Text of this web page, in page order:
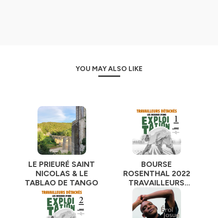
laureats of the ROSENTHAL PRIZE and also teh
Collection ECRIN SONORE , in association with
GEOMUSE.
Hébergé par Ausha. Visitez
ausha.co/politique-de-
pour plus d'informations.
YOU MAY ALSO LIKE
LE PRIEURÉ SAINT
NICOLAS & LE
TABLAO DE TANGO
BOURSE
ROSENTHAL 2022
TRAVAILLEURS
DÉTACHÉS 1/2